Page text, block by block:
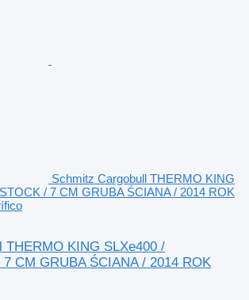
Schmitz Cargobull THERMO KING
/ 7 CM GRUBA ŚCIANA / 2014 ROK
THERMO KING SLXe400 /
7 CM GRUBA ŚCIANA / 2014 ROK